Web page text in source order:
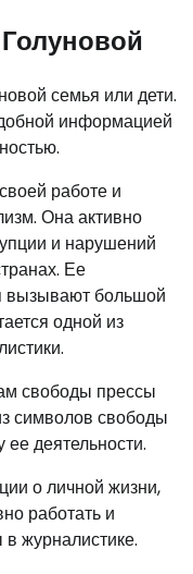
семья или дети.
информацией
работе и
Она активно
и нарушений
Ее
вызывают большой
одной из
свободы прессы
символов свободы
деятельности.
о личной жизни,
работать и
журналистике.